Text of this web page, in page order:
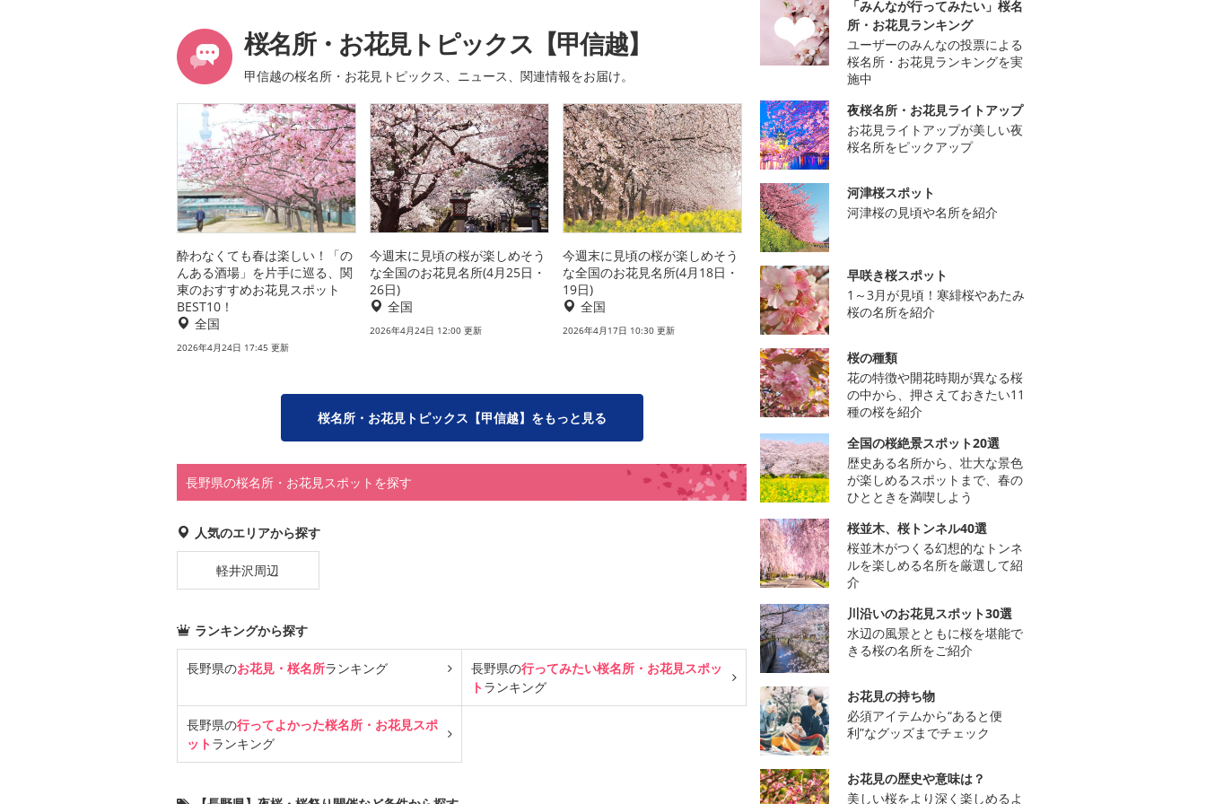
桜名所・お花見トピックス【甲信越】
甲信越の桜名所・お花見トピックス、ニュース、関連情報をお届け。
酔わなくても春は楽しい！「の
んある酒場」を片手に巡る、関
東のおすすめお花見スポット
BEST10！
全国
2026年4月24日 17:45 更新
今週末に見頃の桜が楽しめそう
な全国のお花見名所(4月25日・
26日)
全国
2026年4月24日 12:00 更新
今週末に見頃の桜が楽しめそう
な全国のお花見名所(4月18日・
19日)
全国
2026年4月17日 10:30 更新
桜名所・お花見トピックス【甲信越】をもっと見る
長野県の桜名所・お花見スポットを探す
人気のエリアから探す
軽井沢周辺
ランキングから探す
長野県のお花見・桜名所ランキング 長野県の行ってみたい桜名所・お花見スポッ
ト ランキング
長野県の行ってよかった桜名所・お花見スポ
ット ランキング
「みんなが行ってみたい」桜名
所・お花見ランキング
ユーザーのみんなの投票による
桜名所・お花見ランキングを実
施中
夜桜名所・お花見ライトアップ
お花見ライトアップが美しい夜
桜名所をピックアップ
河津桜スポット
河津桜の見頃や名所を紹介
早咲き桜スポット
1～3月が見頃！寒緋桜やあたみ
桜の名所を紹介
桜の種類
花の特徴や開花時期が異なる桜
の中から、押さえておきたい11
種の桜を紹介
全国の桜絶景スポット20選
歴史ある名所から、壮大な景色
が楽しめるスポットまで、春の
ひとときを満喫しよう
桜並木、桜トンネル40選
桜並木がつくる幻想的なトンネ
ルを楽しめる名所を厳選して紹
介
川沿いのお花見スポット30選
水辺の風景とともに桜を堪能で
きる桜の名所をご紹介
お花見の持ち物
必須アイテムから“あると便
利”なグッズまでチェック
お花見の歴史や意味は？
美しい桜をより深く楽しめるよ